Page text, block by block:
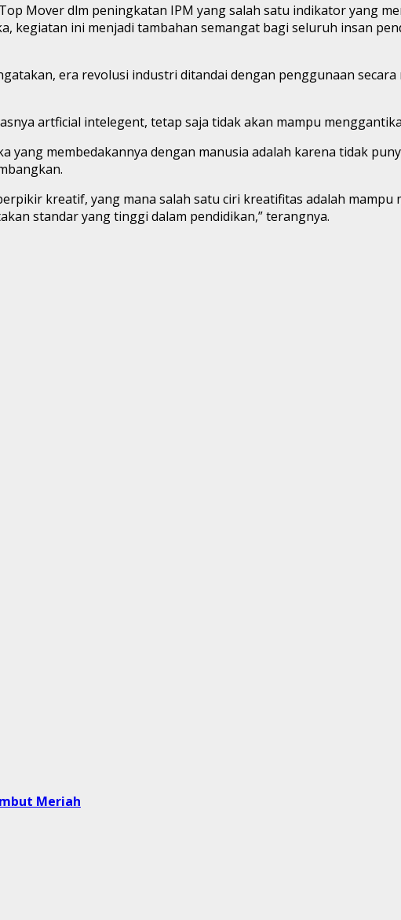
Mover dlm peningkatan IPM yang salah satu indikator yang
kegiatan ini menjadi tambahan semangat bagi seluruh insan
era revolusi industri ditandai dengan penggunaan
artficial intelegent, tetap saja tidak akan mampu
yang membedakannya dengan manusia adalah karena tidak
kreatif, yang mana salah satu ciri kreatifitas adalah mampu
standar yang tinggi dalam pendidikan,” terangnya.
Meriah